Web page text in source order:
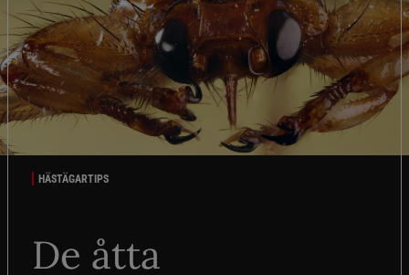
HÄSTÄGARTIPS
De åtta